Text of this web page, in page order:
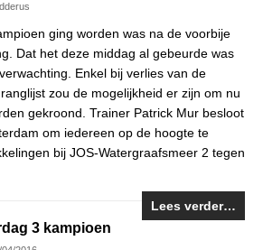
ging worden was na de voorbije
Dat het deze middag al gebeurde was
Enkel bij verlies van de
zou de mogelijkheid er zijn om nu
gekroond. Trainer Patrick Mur besloot
om iedereen op de hoogte te
bij JOS-Watergraafsmeer 2 tegen
Lees verder…
3 kampioen